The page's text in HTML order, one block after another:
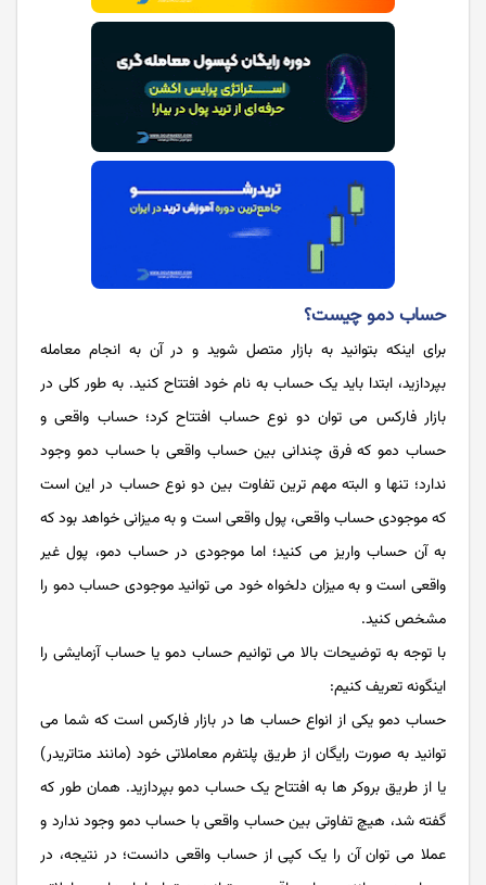
حساب دمو چیست؟
برای اینکه بتوانید به بازار متصل شوید و در آن به انجام معامله
بپردازید، ابتدا باید یک حساب به نام خود افتتاح کنید. به طور کلی در
بازار فارکس می توان دو نوع حساب افتتاح کرد؛ حساب واقعی و
حساب دمو که فرق چندانی بین حساب واقعی با حساب دمو وجود
ندارد؛ تنها و البته مهم ترین تفاوت بین دو نوع حساب در این است
که موجودی حساب واقعی، پول واقعی است و به میزانی خواهد بود که
به آن حساب واریز می کنید؛ اما موجودی در حساب دمو، پول غیر
واقعی است و به میزان دلخواه خود می توانید موجودی حساب دمو را
مشخص کنید.
با توجه به توضیحات بالا می توانیم حساب دمو یا حساب آزمایشی را
اینگونه تعریف کنیم:
حساب دمو یکی از انواع حساب ها در بازار فارکس است که شما می
توانید به صورت رایگان از طریق پلتفرم معاملاتی خود (مانند متاتریدر)
یا از طریق بروکر ها به افتتاح یک حساب دمو بپردازید. همان طور که
گفته شد، هیچ تفاوتی بین حساب واقعی با حساب دمو وجود ندارد و
عملا می توان آن را یک کپی از حساب واقعی دانست؛ در نتیجه، در